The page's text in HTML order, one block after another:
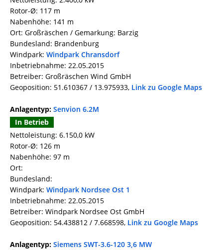
Rotor-Ø: 117 m
Nabenhöhe: 141 m
Ort: Großräschen / Gemarkung: Barzig
Bundesland: Brandenburg
Windpark: Windpark Chransdorf
Inbetriebnahme: 22.05.2015
Betreiber: Großräschen Wind GmbH
Geoposition: 51.610367 / 13.975933, Link zu Google Maps
Anlagentyp: Senvion 6.2M
In Betrieb
Nettoleistung: 6.150,0 kW
Rotor-Ø: 126 m
Nabenhöhe: 97 m
Ort:
Bundesland:
Windpark: Windpark Nordsee Ost 1
Inbetriebnahme: 22.05.2015
Betreiber: Windpark Nordsee Ost GmbH
Geoposition: 54.438812 / 7.668598, Link zu Google Maps
Anlagentyp: Siemens SWT-3.6-120 3,6 MW